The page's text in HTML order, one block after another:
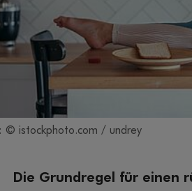
© istockphoto.com / undrey
Die Grundregel für einen